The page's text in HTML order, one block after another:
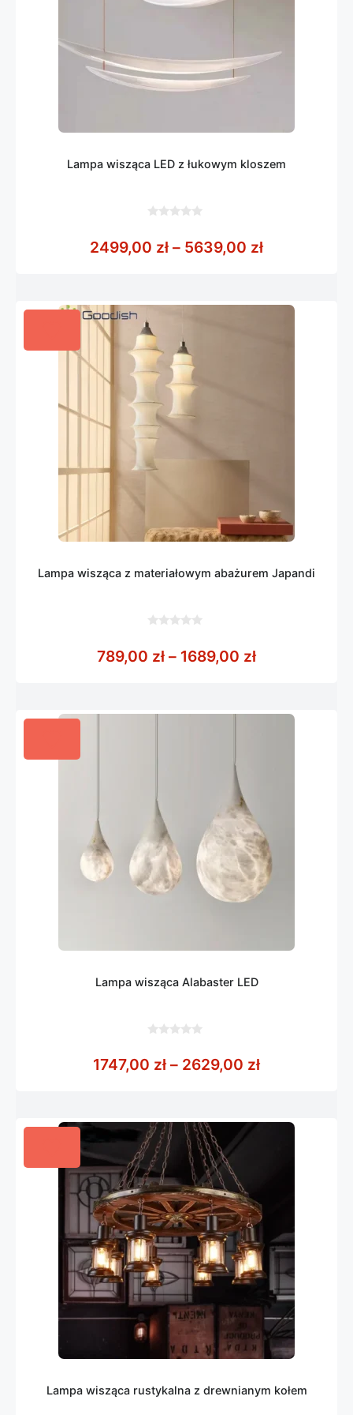
Lampa wisząca LED z łukowym kloszem
5
2499,00 zł – 5639,00 złZakres cen:
Lampa wisząca z materiałowym abażurem Japandi
5
789,00 zł – 1689,00 złZakres cen:
Lampa wisząca Alabaster LED
5
1747,00 zł – 2629,00 złZakres cen:
Lampa wisząca rustykalna z drewnianym kołem